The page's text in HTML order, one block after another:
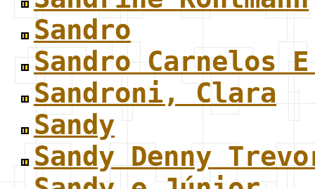
Sandro
Sandro Carnelos
Sandroni, Clara
Sandy
Sandy Denny